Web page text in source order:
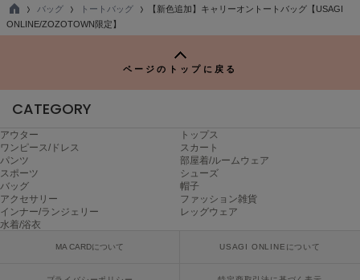
TO
P
バッグ トートバッグ
【新色追加】キャリーオントートバッグ【USAGI
ONLINE/ZOZOTOWN限定】
ページのトップに戻る
CATEGORY
アウター
トップス
ワンピース/ドレス
スカート
パンツ
部屋着/ルームウェア
スポーツ
シューズ
バッグ
帽子
アクセサリー
ファッション雑貨
インナー/ランジェリー
レッグウェア
水着/浴衣
MA CARDについて USAGI ONLINEについて